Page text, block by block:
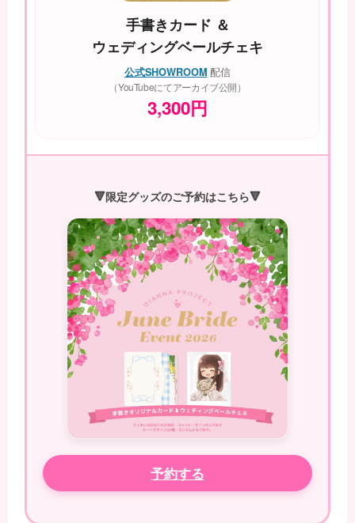
手書きカード ＆
ウェディングベールチェキ
公式SHOWROOM 配信
（YouTubeにてアーカイブ公開）
3,300円
🔻限定グッズのご予約はこちら🔻
予約する